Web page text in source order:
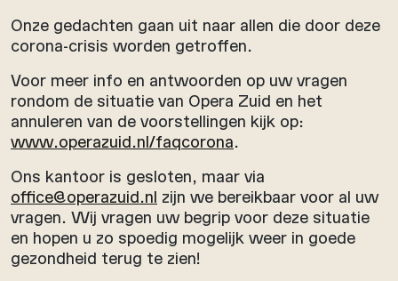
Onze gedachten gaan uit naar allen die door deze
corona-crisis worden getroffen.
Voor meer info en antwoorden op uw vragen
rondom de situatie van Opera Zuid en het
annuleren van de voorstellingen kijk op:
www.operazuid.nl/faqcorona.
Ons kantoor is gesloten, maar via
office@operazuid.nl zijn we bereikbaar voor al uw
vragen. Wij vragen uw begrip voor deze situatie
en hopen u zo spoedig mogelijk weer in goede
gezondheid terug te zien!